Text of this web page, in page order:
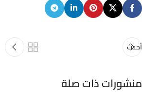
أحدث
منشورات ذات صلة